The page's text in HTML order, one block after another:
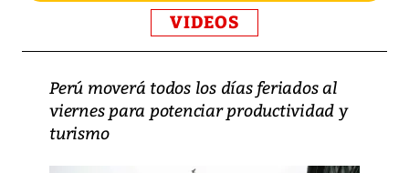
VIDEOS
Perú moverá todos los días feriados al
viernes para potenciar productividad y
turismo